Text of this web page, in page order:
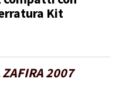
Kit
2007